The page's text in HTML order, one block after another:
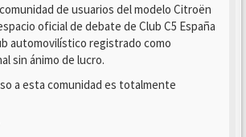
de usuarios del modelo Citroën
oficial de debate de Club C5 España
automovilístico registrado como
sin ánimo de lucro.
a esta comunidad es totalmente